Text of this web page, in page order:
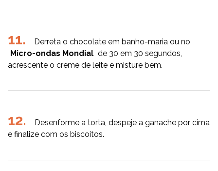
Derreta o chocolate em banho-maria ou no
Micro-ondas Mondial de 30 em 30 segundos,
acrescente o creme de leite e misture bem.
Desenforme a torta, despeje a ganache por cima
e finalize com os biscoitos.